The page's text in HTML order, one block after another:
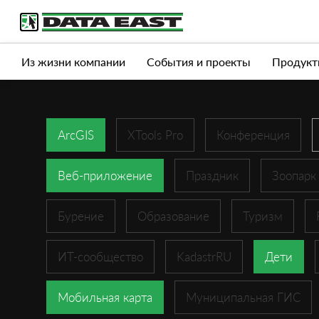
Услуги Продукты Истории успеха
Из жизни компании События и проекты
ArcGIS XTools Pro Конференция
Веб-приложение Праздник Зоопарк
Бурение Образование Туризм
ИТ-сообщество KadastrRU Дети
Мобильная карта Муниципальная ГИС